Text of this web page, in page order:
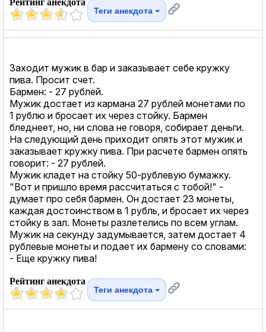
Теги анекдота
Заходит мужик в бар и заказывает себе кружку
пива. Просит счет.
Бармен: - 27 рублей.
Мужик достает из кармана 27 рублей монетами по
1 рублю и бросает их через стойку. Бармен
бледнеет, но, ни слова не говоря, собирает деньги.
На следующий день приходит опять этот мужик и
заказывает кружку пива. При расчете бармен опять
говорит: - 27 рублей.
Мужик кладет на стойку 50-рублевую бумажку.
"Вот и пришло время рассчитаться с тобой!" -
думает про себя бармен. Он достает 23 монеты,
каждая достоинством в 1 рубль, и бросает их через
стойку в зал. Монеты разлетелись по всем углам.
Мужик на секунду задумывается, затем достает 4
рублевые монеты и подает их бармену со словами:
- Еще кружку пива!
Рейтинг анекдота
Теги анекдота